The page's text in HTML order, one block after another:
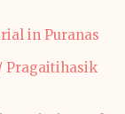
in Puranas
Pragaitihasik